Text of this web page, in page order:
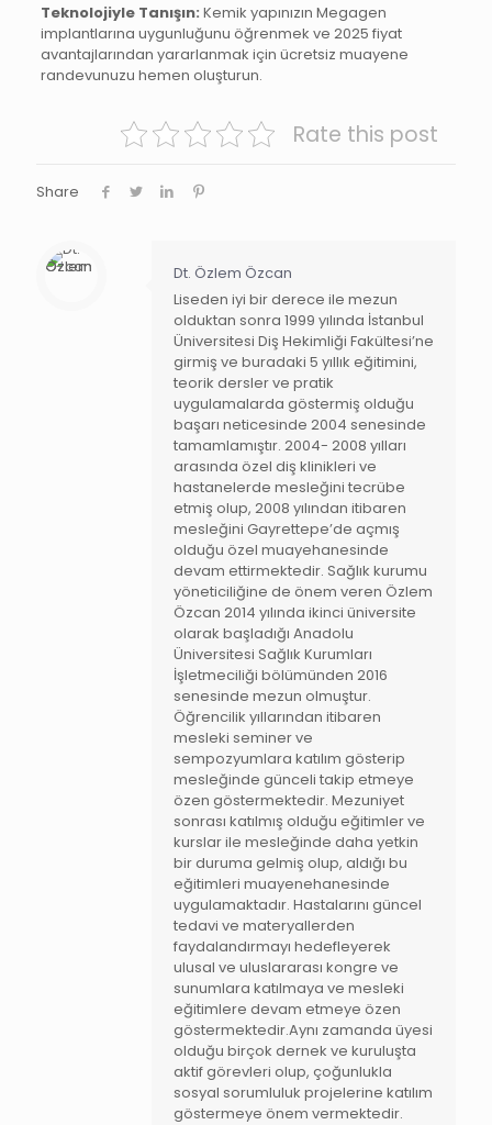
Teknolojiyle Tanışın: Kemik yapınızın Megagen
implantlarına uygunluğunu öğrenmek ve 2025 fiyat
avantajlarından yararlanmak için ücretsiz muayene
randevunuzu hemen oluşturun.
Rate this post
Share
Dt. Özlem Özcan
Liseden iyi bir derece ile mezun
olduktan sonra 1999 yılında İstanbul
Üniversitesi Diş Hekimliği Fakültesi’ne
girmiş ve buradaki 5 yıllık eğitimini,
teorik dersler ve pratik
uygulamalarda göstermiş olduğu
başarı neticesinde 2004 senesinde
tamamlamıştır. 2004- 2008 yılları
arasında özel diş klinikleri ve
hastanelerde mesleğini tecrübe
etmiş olup, 2008 yılından itibaren
mesleğini Gayrettepe’de açmış
olduğu özel muayehanesinde
devam ettirmektedir. Sağlık kurumu
yöneticiliğine de önem veren Özlem
Özcan 2014 yılında ikinci üniversite
olarak başladığı Anadolu
Üniversitesi Sağlık Kurumları
İşletmeciliği bölümünden 2016
senesinde mezun olmuştur.
Öğrencilik yıllarından itibaren
mesleki seminer ve
sempozyumlara katılım gösterip
mesleğinde günceli takip etmeye
özen göstermektedir. Mezuniyet
sonrası katılmış olduğu eğitimler ve
kurslar ile mesleğinde daha yetkin
bir duruma gelmiş olup, aldığı bu
eğitimleri muayenehanesinde
uygulamaktadır. Hastalarını güncel
tedavi ve materyallerden
faydalandırmayı hedefleyerek
ulusal ve uluslararası kongre ve
sunumlara katılmaya ve mesleki
eğitimlere devam etmeye özen
göstermektedir.Aynı zamanda üyesi
olduğu birçok dernek ve kuruluşta
aktif görevleri olup, çoğunlukla
sosyal sorumluluk projelerine katılım
göstermeye önem vermektedir.